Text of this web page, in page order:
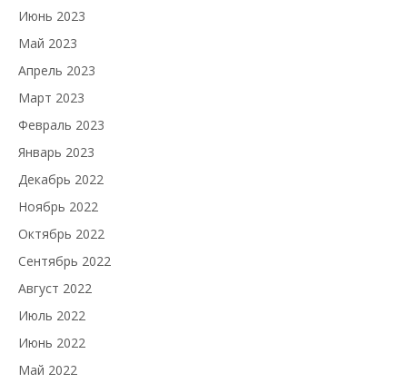
Июнь 2023
Май 2023
Апрель 2023
Март 2023
Февраль 2023
Январь 2023
Декабрь 2022
Ноябрь 2022
Октябрь 2022
Сентябрь 2022
Август 2022
Июль 2022
Июнь 2022
Май 2022